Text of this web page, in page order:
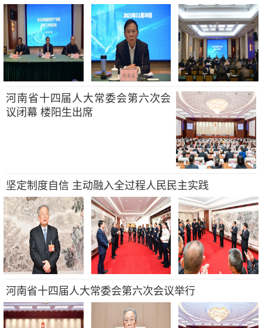
河南省十四届人大常委会第六次会
议闭幕 楼阳生出席
坚定制度自信 主动融入全过程人民民主实践
河南省十四届人大常委会第六次会议举行